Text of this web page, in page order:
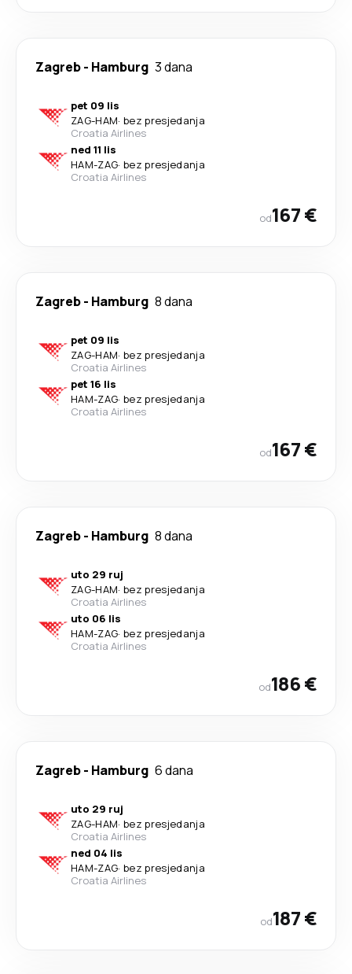
Zagreb- Hamburg 3 dana
pet 09 lis
ZAG-HAM· bez presjedanja
Croatia Airlines
ned 11 lis
HAM-ZAG· bez presjedanja
Croatia Airlines
od167 €
Zagreb- Hamburg 8 dana
pet 09 lis
ZAG-HAM· bez presjedanja
Croatia Airlines
pet 16 lis
HAM-ZAG· bez presjedanja
Croatia Airlines
od167 €
Zagreb- Hamburg 8 dana
uto 29 ruj
ZAG-HAM· bez presjedanja
Croatia Airlines
uto 06 lis
HAM-ZAG· bez presjedanja
Croatia Airlines
od186 €
Zagreb- Hamburg 6 dana
uto 29 ruj
ZAG-HAM· bez presjedanja
Croatia Airlines
ned 04 lis
HAM-ZAG· bez presjedanja
Croatia Airlines
od187 €